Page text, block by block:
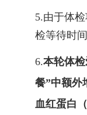
5.由于体
检等待时
6.本轮体
餐”中额外
血红蛋白